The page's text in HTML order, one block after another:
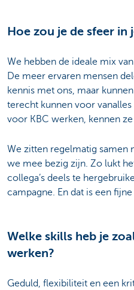
Hoe zou je de sfeer in
We hebben de ideale mix
De meer ervaren mensen
kennis met ons, maar
terecht kunnen voor
voor KBC werken, kennen ze
We zitten regelmatig samen
we mee bezig zijn. Zo lukt
collega’s deels te
campagne. En dat is een
Welke skills heb je
werken?
Geduld, flexibiliteit en een